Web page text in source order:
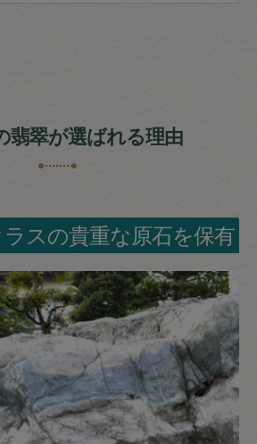
翡翠が選ばれる理由
ラスの貴重な原石を保有